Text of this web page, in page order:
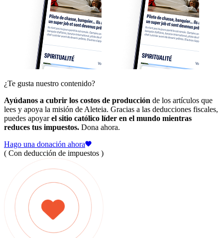
¿Te gusta nuestro contenido?
Ayúdanos a cubrir los costos de producción de los artículos que
lees y apoya la misión de Aleteia. Gracias a las deducciones fiscales,
puedes apoyarel sitio católico líder en el mundo mientras
reduces tus impuestos. Dona ahora.
Hago una donación ahora
( Con deducción de impuestos )